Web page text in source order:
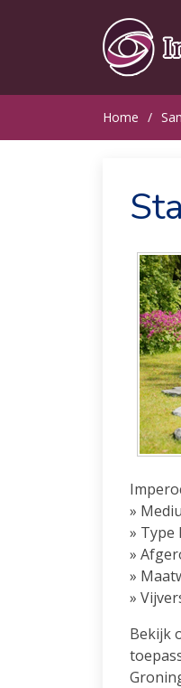
Home
»
» Type
»
»
»
Bekijk